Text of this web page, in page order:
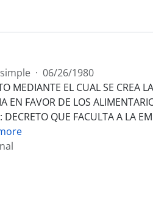
· 06/26/1980
MEDIANTE EL CUAL SE CREA
EN FAVOR DE LOS
QUE FACULTA A LA